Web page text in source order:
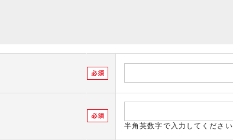
半角英数字で入力してください